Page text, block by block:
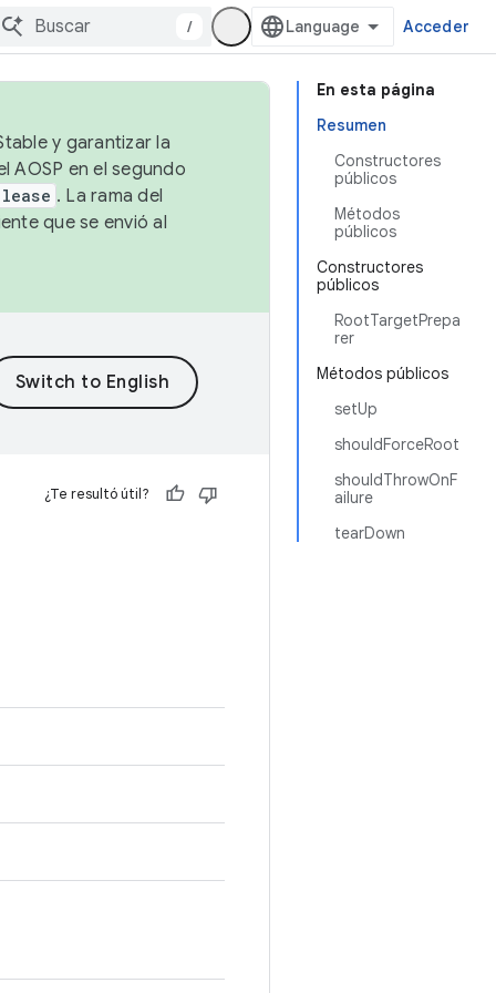
/ Acceder
En esta página
Resumen
Constructores
públicos
Métodos
públicos
Constructores
públicos
RootTargetPrepa
rer
Métodos públicos
setUp
shouldForceRoot
shouldThrowOnF
ailure
tearDown
y garantizar la
AOSP en el segundo
. La rama del
que se envió al
¿Te resultó útil?